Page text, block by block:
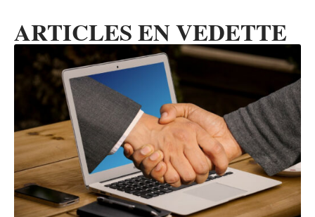
ARTICLES EN VEDETTE